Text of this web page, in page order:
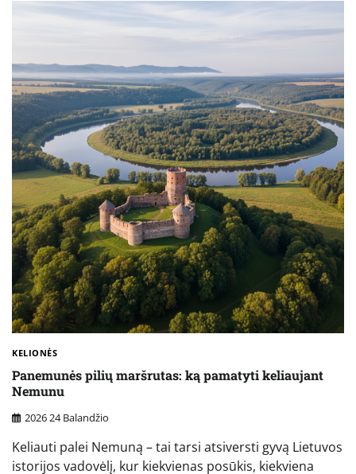
KELIONĖS
Panemunės pilių maršrutas: ką pamatyti keliaujant
Nemunu
2026 24 Balandžio
Keliauti palei Nemuną – tai tarsi atsiversti gyvą Lietuvos
istorijos vadovėlį, kur kiekvienas posūkis, kiekviena